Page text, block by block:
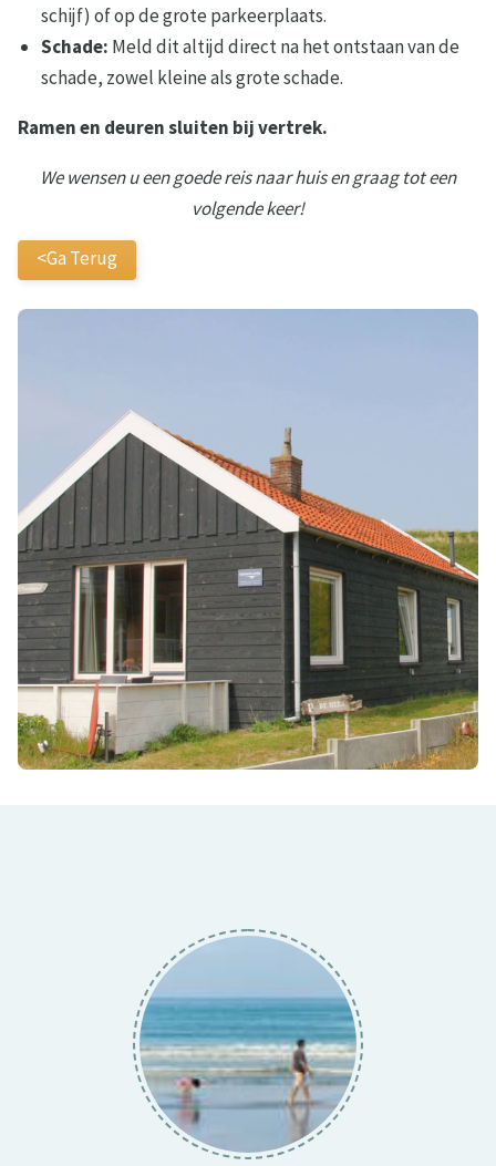
schijf) of op de grote parkeerplaats.
Schade: Meld dit altijd direct na het ontstaan van de
schade, zowel kleine als grote schade.
Ramen en deuren sluiten bij vertrek.
We wensen u een goede reis naar huis en graag tot een
volgende keer!
<Ga Terug